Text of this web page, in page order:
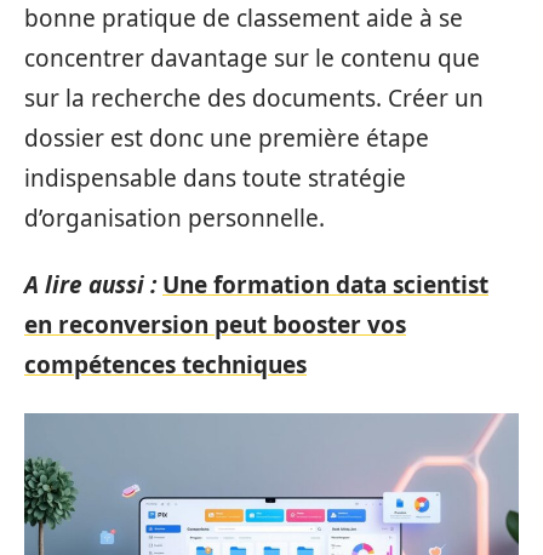
bonne pratique de classement aide à se
concentrer davantage sur le contenu que
sur la recherche des documents. Créer un
dossier est donc une première étape
indispensable dans toute stratégie
d’organisation personnelle.
A lire aussi : Une formation data scientist
en reconversion peut booster vos
compétences techniques